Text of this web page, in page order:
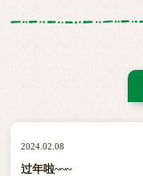
2024.02.08
过年啦~~~